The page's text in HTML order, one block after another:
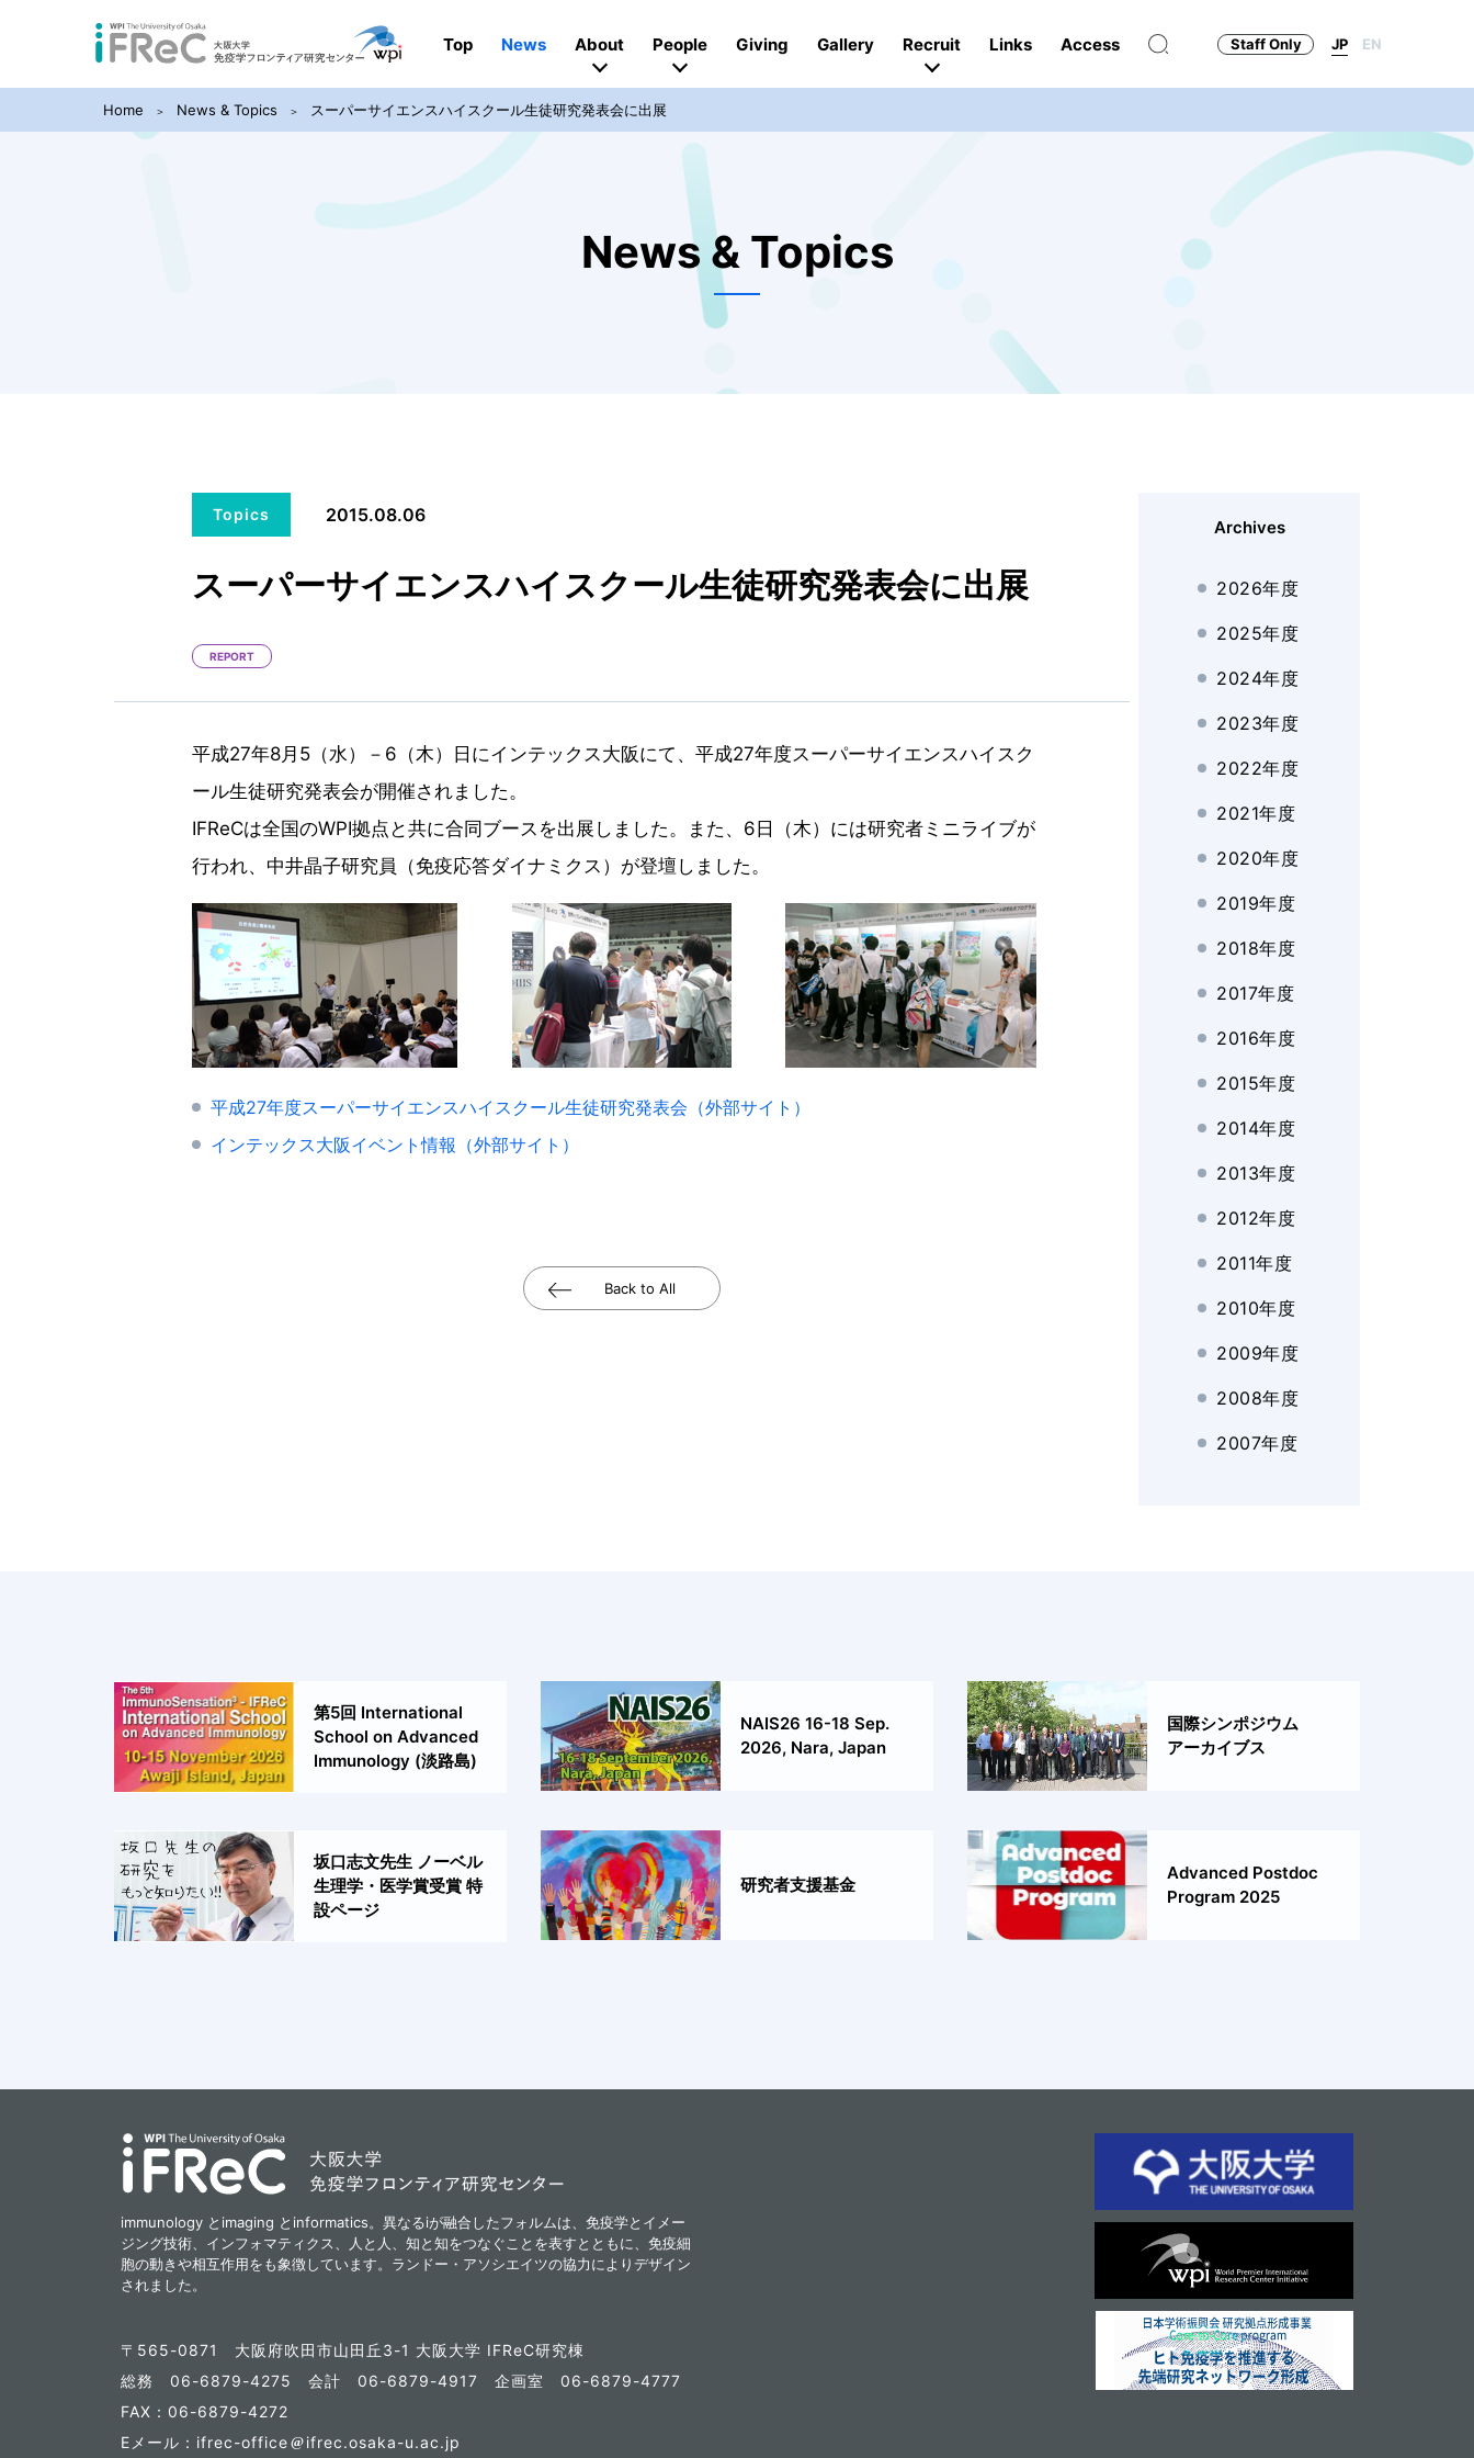
Top News About People Giving Gallery Recruit Links Access Staff Only JP EN
Home News & Topics スーパーサイエンスハイスクール生徒研究発表会に出展
News & Topics
Topics 2015.08.06
スーパーサイエンスハイスクール生徒研究発表会に出展
REPORT
平成27年8月5（水）－6（木）日にインテックス大阪にて、平成27年度スーパーサイエンスハイスク
ール生徒研究発表会が開催されました。
IFReCは全国のWPI拠点と共に合同ブースを出展しました。また、6日（木）には研究者ミニライブが
行われ、中井晶子研究員（免疫応答ダイナミクス）が登壇しました。
平成27年度スーパーサイエンスハイスクール生徒研究発表会（外部サイト）
インテックス大阪イベント情報（外部サイト）
Back to All
Archives
2026年度
2025年度
2024年度
2023年度
2022年度
2021年度
2020年度
2019年度
2018年度
2017年度
2016年度
2015年度
2014年度
2013年度
2012年度
2011年度
2010年度
2009年度
2008年度
2007年度
第5回 International
School on Advanced
Immunology (淡路島)
NAIS26 16-18 Sep.
2026, Nara, Japan
国際シンポジウム
アーカイブス
坂口志文先生 ノーベル
生理学・医学賞受賞 特
設ページ
研究者支援基金
Advanced Postdoc
Program 2025
immunology とimaging とinformatics。異なるiが融合したフォルムは、免疫学とイメー
ジング技術、インフォマティクス、人と人、知と知をつなぐことを表すとともに、免疫細
胞の動きや相互作用をも象徴しています。ランドー・アソシエイツの協力によりデザイン
されました。
〒565-0871 大阪府吹田市山田丘3-1 大阪大学 IFReC研究棟
総務 06-6879-4275 会計 06-6879-4917 企画室 06-6879-4777
FAX：06-6879-4272
Eメール：ifrec-office
ifrec.osaka-u.ac.jp